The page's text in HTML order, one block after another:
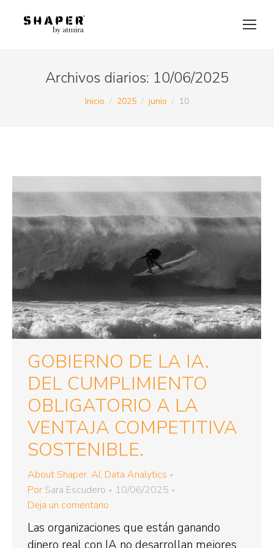
Archivos diarios: 10/06/2025
Estás aquí:
Inicio 2025 junio 10
GOBIERNO DE LA IA.
DEL CUMPLIMIENTO
OBLIGATORIO A LA
VENTAJA COMPETITIVA
SOSTENIBLE.
About Shaper, AI, Data Analytics
Por Sara Escudero
10/06/2025
Deja un comentario
Las organizaciones que están ganando